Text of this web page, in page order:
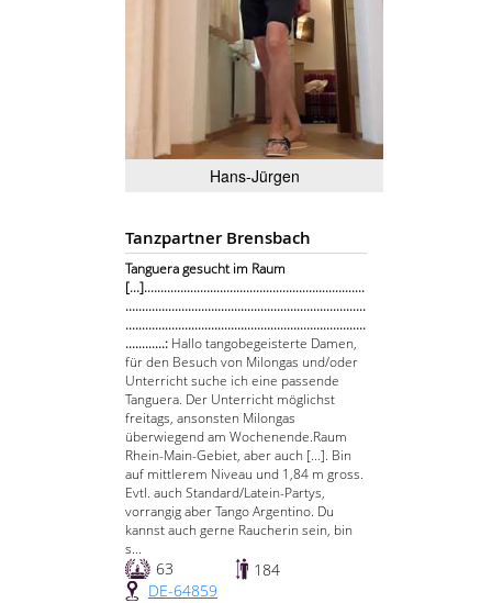
Hans-Jürgen
Tanzpartner Brensbach
Tanguera gesucht im Raum
[...]...................................................................
.........................................................................
.........................................................................
............: Hallo tangobegeisterte Damen,
für den Besuch von Milongas und/oder
Unterricht suche ich eine passende
Tanguera. Der Unterricht möglichst
freitags, ansonsten Milongas
überwiegend am Wochenende.Raum
Rhein-Main-Gebiet, aber auch [...]. Bin
auf mittlerem Niveau und 1,84 m gross.
Evtl. auch Standard/Latein-Partys,
vorrangig aber Tango Argentino. Du
kannst auch gerne Raucherin sein, bin
s...
63
184
DE-64859